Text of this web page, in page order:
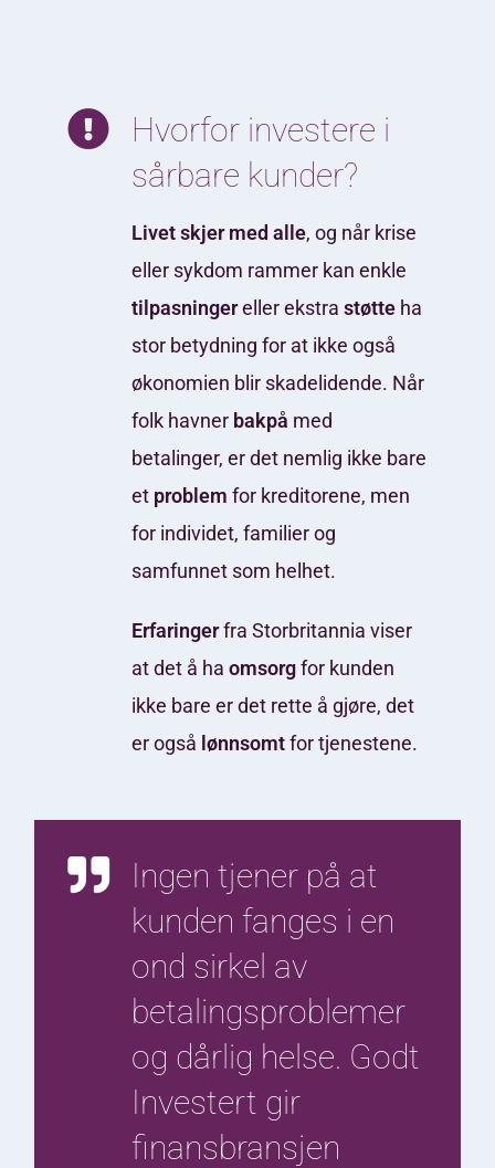
Hvorfor investere i
sårbare kunder?
Livet skjer med alle, og når krise
eller sykdom rammer kan enkle
tilpasningereller ekstra støtteha
stor betydning for at ikke også
økonomien blir skadelidende. Når
folk havner bakpå med
betalinger, er det nemlig ikke bare
et problem for kreditorene, men
for individet, familier og
samfunnet som helhet.
Erfaringerfra Storbritannia viser
at det å ha omsorgfor kunden
ikke bare er det rette å gjøre, det
er også lønnsomtfor tjenestene.
Ingen tjener på at
kunden fanges i en
ond sirkel av
betalingsproblemer
og dårlig helse. Godt
Investert gir
finansbransjen